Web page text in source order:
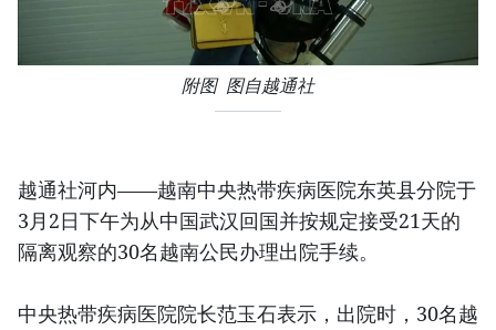
附图 图自越通社
越通社河内——越南中央热带疾病医院东英县分院于
3月2日下午为从中国武汉回国并按规定接受21天的
隔离观察的30名越南公民办理出院手续。
中央热带疾病医院院长范玉石表示，出院时，30名越